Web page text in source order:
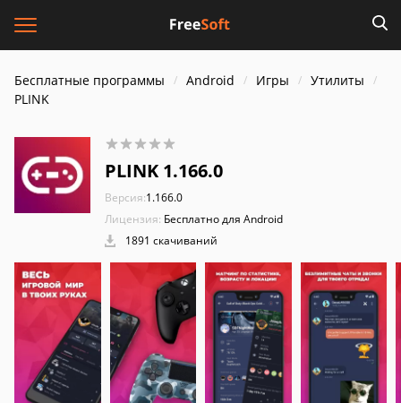
Бесплатные программы Android Игры
Утилиты
PLINK
PLINK 1.166.0
Версия:1.166.0
Лицензия: Бесплатно для Android
1891 скачиваний